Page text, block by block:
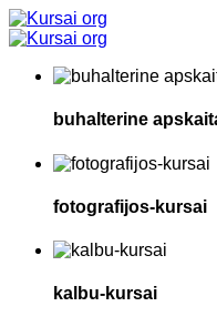
buhalterine
fotografijos-kursai
kalbu-kursai